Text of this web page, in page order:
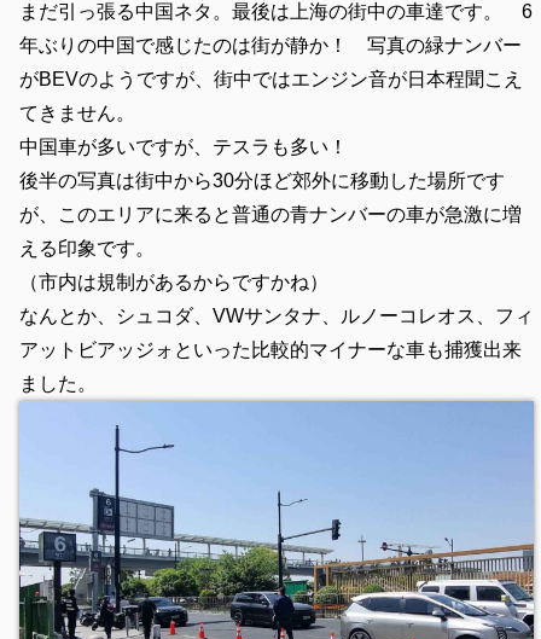
まだ引っ張る中国ネタ。最後は上海の街中の車達です。 6
年ぶりの中国で感じたのは街が静か！ 写真の緑ナンバー
がBEVのようですが、街中ではエンジン音が日本程聞こえ
てきません。
中国車が多いですが、テスラも多い！
後半の写真は街中から30分ほど郊外に移動した場所です
が、このエリアに来ると普通の青ナンバーの車が急激に増
える印象です。
（市内は規制があるからですかね）
なんとか、シュコダ、VWサンタナ、ルノーコレオス、フィ
アットビアッジォといった比較的マイナーな車も捕獲出来
ました。